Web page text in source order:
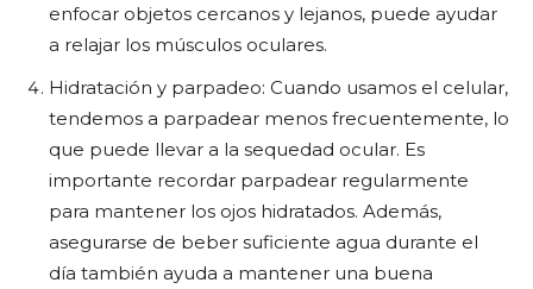
enfocar objetos cercanos y lejanos, puede ayudar
a relajar los músculos oculares.
Hidratación y parpadeo: Cuando usamos el celular,
tendemos a parpadear menos frecuentemente, lo
que puede llevar a la sequedad ocular. Es
importante recordar parpadear regularmente
para mantener los ojos hidratados. Además,
asegurarse de beber suficiente agua durante el
día también ayuda a mantener una buena